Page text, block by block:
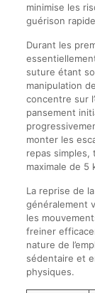
minimise les
guérison
Durant les
suture étant
manipulation
concentre sur
pansement
monter les
repas
maximale de 5
La reprise de
généralement
les
freiner
nature de
sédentaire et
physiques.